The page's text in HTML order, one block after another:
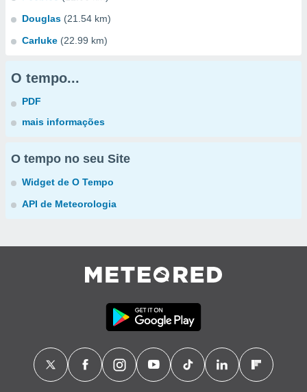
Douglas (21.54 km)
Carluke (22.99 km)
O tempo...
PDF
mais informações
O tempo no seu Site
Widget de O Tempo
API de Meteorologia